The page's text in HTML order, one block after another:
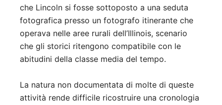
che Lincoln si fosse sottoposto a una seduta
fotografica presso un fotografo itinerante che
operava nelle aree rurali dell’Illinois, scenario
che gli storici ritengono compatibile con le
abitudini della classe media del tempo.
La natura non documentata di molte di queste
attività rende difficile ricostruire una cronologia